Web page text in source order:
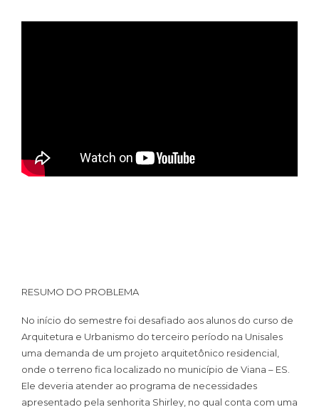
RESUMO DO PROBLEMA
No início do semestre foi desafiado aos alunos do curso de
Arquitetura e Urbanismo do terceiro período na Unisales
uma demanda de um projeto arquitetônico residencial,
onde o terreno fica localizado no município de Viana – ES.
Ele deveria atender ao programa de necessidades
apresentado pela senhorita Shirley, no qual conta com uma